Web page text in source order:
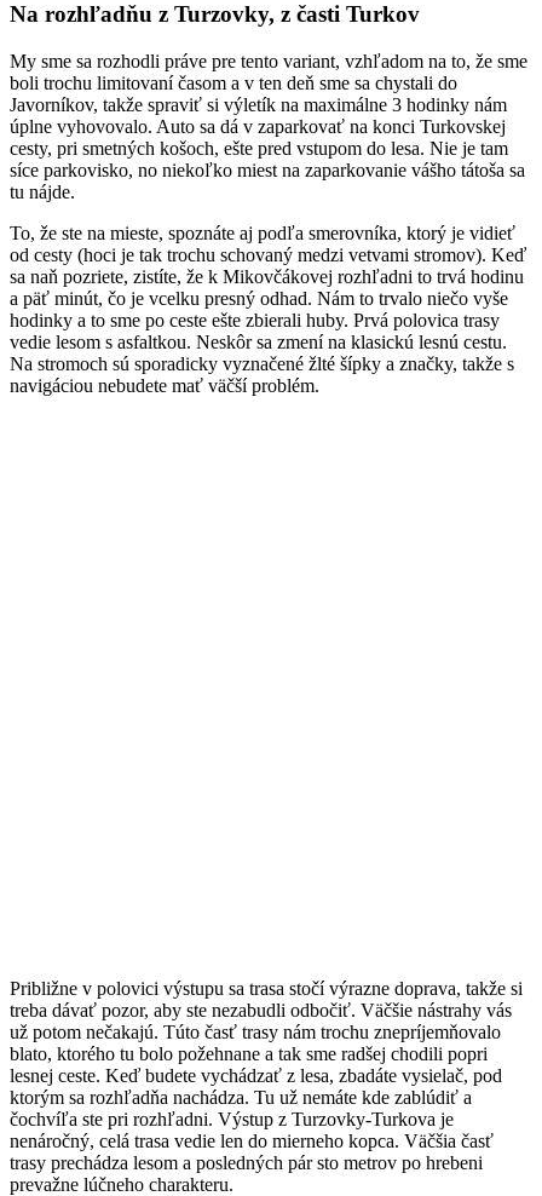
Na rozhľadňu z Turzovky, z časti Turkov
My sme sa rozhodli práve pre tento variant, vzhľadom na to, že sme
boli trochu limitovaní časom a v ten deň sme sa chystali do
Javorníkov, takže spraviť si výletík na maximálne 3 hodinky nám
úplne vyhovovalo. Auto sa dá v zaparkovať na konci Turkovskej
cesty, pri smetných košoch, ešte pred vstupom do lesa. Nie je tam
síce parkovisko, no niekoľko miest na zaparkovanie vášho tátoša sa
tu nájde.
To, že ste na mieste, spoznáte aj podľa smerovníka, ktorý je vidieť
od cesty (hoci je tak trochu schovaný medzi vetvami stromov). Keď
sa naň pozriete, zistíte, že k Mikovčákovej rozhľadni to trvá hodinu
a päť minút, čo je vcelku presný odhad. Nám to trvalo niečo vyše
hodinky a to sme po ceste ešte zbierali huby. Prvá polovica trasy
vedie lesom s asfaltkou. Neskôr sa zmení na klasickú lesnú cestu.
Na stromoch sú sporadicky vyznačené žlté šípky a značky, takže s
navigáciou nebudete mať väčší problém.
Približne v polovici výstupu sa trasa stočí výrazne doprava, takže si
treba dávať pozor, aby ste nezabudli odbočiť. Väčšie nástrahy vás
už potom nečakajú. Túto časť trasy nám trochu znepríjemňovalo
blato, ktorého tu bolo požehnane a tak sme radšej chodili popri
lesnej ceste. Keď budete vychádzať z lesa, zbadáte vysielač, pod
ktorým sa rozhľadňa nachádza. Tu už nemáte kde zablúdiť a
čochvíľa ste pri rozhľadni. Výstup z Turzovky-Turkova je
nenáročný, celá trasa vedie len do mierneho kopca. Väčšia časť
trasy prechádza lesom a posledných pár sto metrov po hrebeni
prevažne lúčneho charakteru.